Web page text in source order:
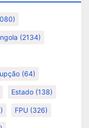
(2134)
(64)
Estado (138)
FPU (326)